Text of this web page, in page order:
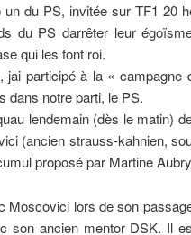
un du PS, invitée sur TF1 20
du PS darrêter leur
qui les font roi.
participé à la « campagne
dans notre parti, le PS.
lendemain (dès le matin)
(ancien strauss-kahnien,
proposé par Martine
Moscovici lors de son
son ancien mentor DSK. Il